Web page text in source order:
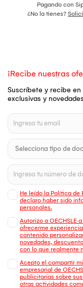
Pagando con
¿No la tienes?
¡Recibe nuestras
Suscríbete y recibe
exclusivas y novedades
He leído la Política de
declaro haber sido
personales.
Autorizo a OECHSLE
ofrecerme
contenido
novedades,
con lo que realmente
Acepto el compartir
empresarial de
publicitarias sobre
otras actividades